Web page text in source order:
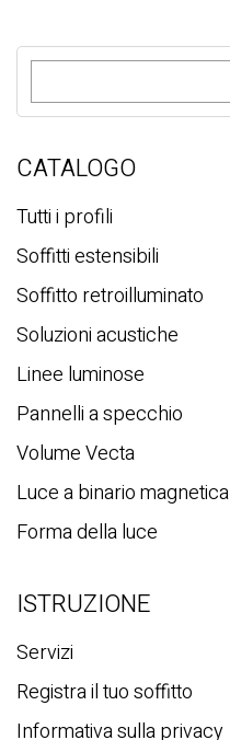
R
c
r
a
CATALOGO
Tutti i profili
Soffitti estensibili
Soffitto retroilluminato
Soluzioni acustiche
Linee luminose
Pannelli a specchio
Volume Vecta
Luce a binario magnetica
Forma della luce
ISTRUZIONE
Servizi
Registra il tuo soffitto
Informativa sulla privacy